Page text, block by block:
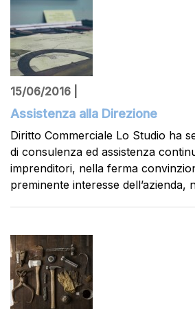
15/06/2016 |
Assistenza alla Direzione
Diritto Commerciale Lo Studio ha
di consulenza ed assistenza
imprenditori, nella ferma
preminente interesse dell’azienda,